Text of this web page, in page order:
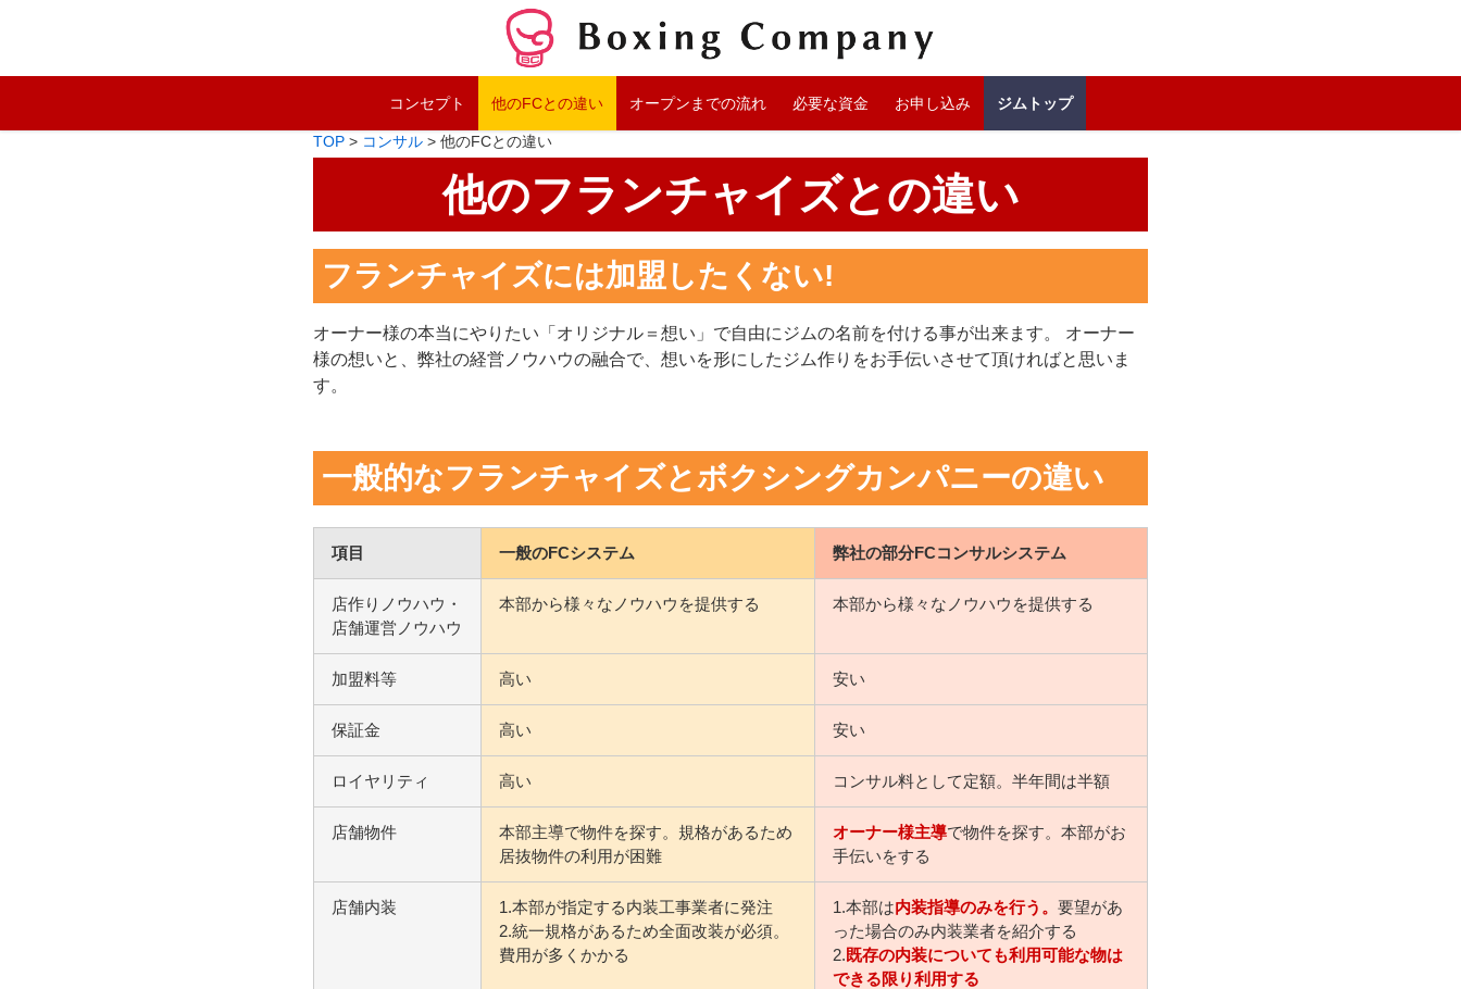
コンセプト 他のFCとの違い オープンまでの流れ 必要な資金 お申し込み ジムトップ
TOP > コンサル > 他のFCとの違い
他のフランチャイズとの違い
フランチャイズには加盟したくない!
オーナー様の本当にやりたい「オリジナル＝想い」で自由にジムの名前を付ける事が出来ます。 オーナー
様の想いと、弊社の経営ノウハウの融合で、想いを形にしたジム作りをお手伝いさせて頂ければと思いま
す。
一般的なフランチャイズとボクシングカンパニーの違い
項目 一般のFCシステム 弊社の部分FCコンサルシステム
店作りノウハウ・
店舗運営ノウハウ
本部から様々なノウハウを提供する 本部から様々なノウハウを提供する
加盟料等 高い 安い
保証金 高い 安い
ロイヤリティ 高い コンサル料として定額。半年間は半額
店舗物件
本部主導で物件を探す。規格があるため
居抜物件の利用が困難
オーナー様主導で物件を探す。本部がお
手伝いをする
店舗内装
1.本部が指定する内装工事業者に発注
2.統一規格があるため全面改装が必須。
費用が多くかかる
1.本部は内装指導のみを行う。 要望があ
った場合のみ内装業者を紹介する
2.既存の内装についても利用可能な物は
できる限り利用する